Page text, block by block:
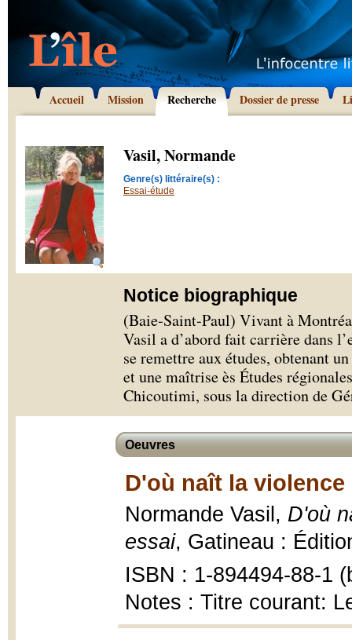
Accueil Mission Recherche Dossier de presse
Vasil, Normande
Genre(s) littéraire(s) :
Essai-étude
Notice biographique
(Baie-Saint-Paul) Vivant à
Vasil a d’abord fait carrière dans
se remettre aux études, obtenant
et une maîtrise ès Études
Chicoutimi, sous la direction de
Oeuvres
D'où naît la
Normande Vasil, D'où
essai, Gatineau :
ISBN : 1-894494-88-1
Notes : Titre courant: